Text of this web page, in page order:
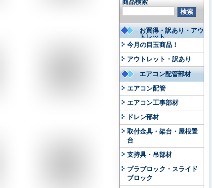
商品検索
お買得・訳あり・アウ
トレット
今月の目玉商品！
アウトレット・訳あり
エアコン配管部材
エアコン配管
エアコン工事部材
ドレン部材
取付金具・架台・屋根置
台
支持具・吊部材
プラブロック・スライド
ブロック